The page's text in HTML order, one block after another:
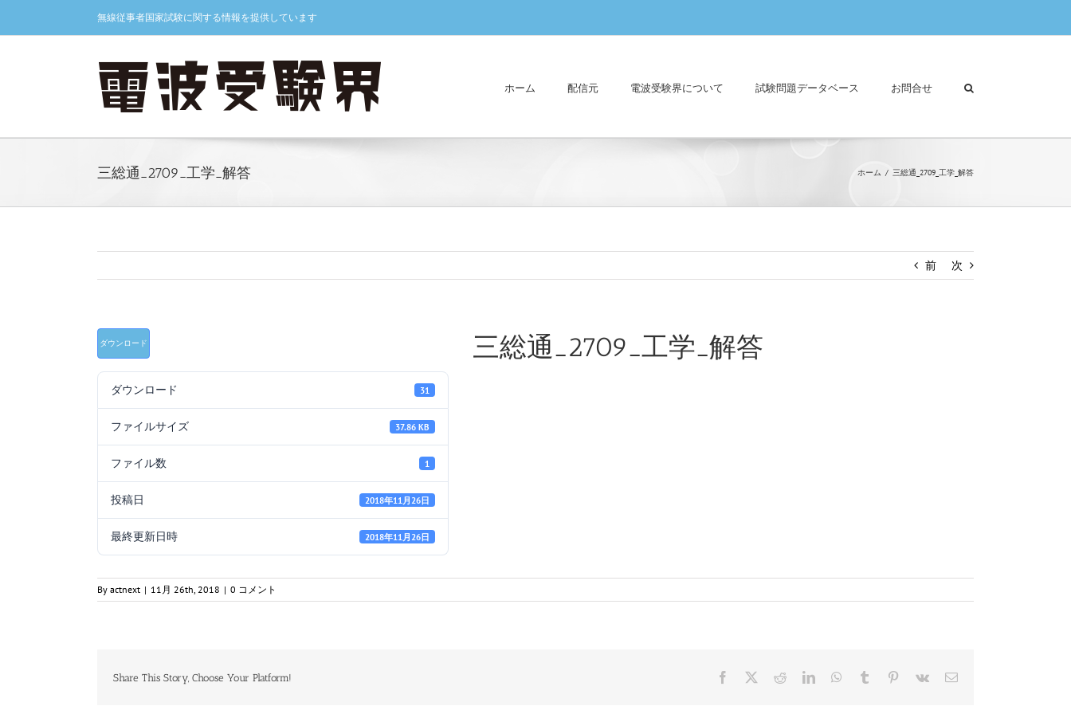
content
無線従事者国家試験に関する情報を提供しています
ホーム 配信元 電波受験界について 試験問題データベース お問合せ
三総通_2709_工学_解答 ホーム 三総通_2709_工学_解答
前 次
ダウンロード
ダウンロード 31
ファイルサイズ 37.86 KB
ファイル数 1
投稿日 2018年11月26日
最終更新日時 2018年11月26日
三総通_2709_工学_解答
By actnext | 11月 26th, 2018 | 0 コメント
Share This Story, Choose Your Platform! Facebook RedditLinkedInWhatsApp
Tumblr Pinterest
Vk
電